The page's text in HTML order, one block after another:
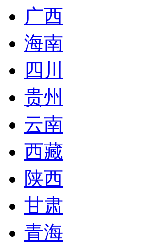
广西
海南
四川
贵州
云南
西藏
陕西
甘肃
青海